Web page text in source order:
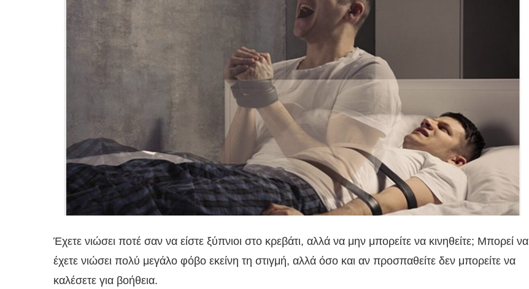
Έχετε νιώσει ποτέ σαν να είστε ξύπνιοι στο κρεβάτι, αλλά να μην μπορείτε να κινηθείτε; Μπορεί να
έχετε νιώσει πολύ μεγάλο φόβο εκείνη τη στιγμή, αλλά όσο και αν προσπαθείτε δεν μπορείτε να
καλέσετε για βοήθεια.